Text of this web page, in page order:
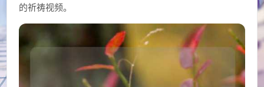
的祈祷视频。